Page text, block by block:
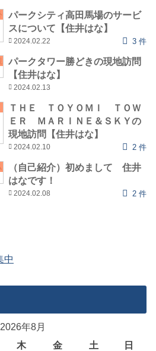
パークシティ高田馬場のサービ
スについて【住井はな】
2024.02.22 3 件
パークタワー勝どきの現地訪問
【住井はな】
2024.02.13
ＴＨＥ ＴＯＹＯＭＩ ＴＯＷ
ＥＲ ＭＡＲＩＮＥ＆ＳＫＹの
現地訪問【住井はな】
2024.02.10 2 件
（自己紹介）初めまして 住井
はなです！
2024.02.08 2 件
2026年8月
木 金 土
日